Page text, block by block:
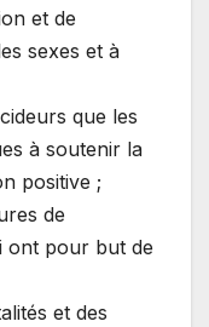
et de
sexes et à
que les
à soutenir la
positive ;
de
ont pour but de
et des